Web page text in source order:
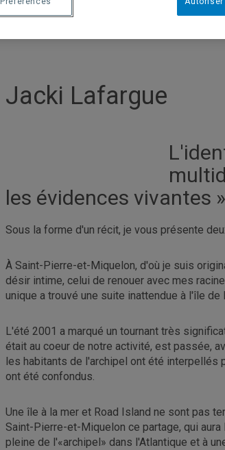
Jacki Lafargue
les évidences vivantes »
Sous la forme d'un récit, je vous présente
À Saint-Pierre-et-Miquelon, d'où je suis
désir intime, celui de renouer avec mes
unique a trouvé une suite inattendue à l'île
L'été 2001 a marqué un tournant très
était au coeur de notre activité, est passée,
les habitants de l'archipel ont été interpellés
ont été confondus.
Une île à la mer et Road Island ne sont pas
Saint-Pierre-et-Miquelon ce partage, qui
pleine de l'«archipel» dans l'Atlantique et à